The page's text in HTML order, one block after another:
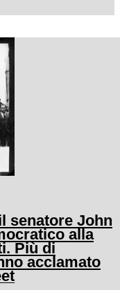
senatore John
alla
Più di
acclamato